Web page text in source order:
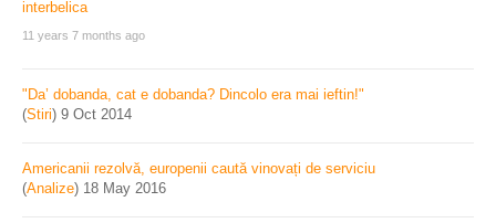
11 years 7 months ago
"Da’ dobanda, cat e dobanda? Dincolo era mai ieftin!"
(Stiri) 9 Oct 2014
Americanii rezolvă, europenii caută vinovați de serviciu
(Analize) 18 May 2016